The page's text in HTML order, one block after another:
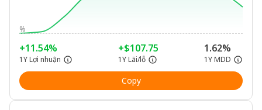
%
+11.54%
1Y Lợi nhuận
+$107.75
1Y Lãi/lỗ
1.62%
1Y MDD
Copy